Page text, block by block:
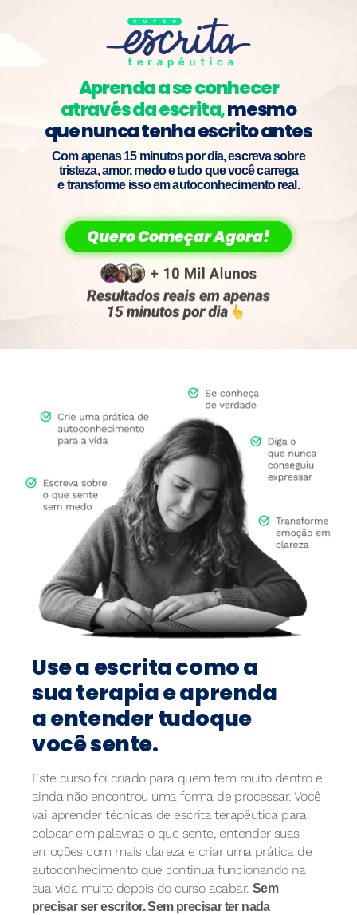
Aprenda a se conhecer
através da escrita,mesmo
que nunca tenha escrito antes
Com apenas 15 minutos por dia, escreva sobre
tristeza, amor, medo e tudo que você carrega
e transforme isso em autoconhecimento real.
Quero Começar Agora!
Use a escrita como a
sua terapia e aprenda
a entender tudoque
você sente.
Este curso foi criado para quem tem muito dentro e
ainda não encontrou uma forma de processar. Você
vai aprender técnicas de escrita terapêutica para
colocar em palavras o que sente, entender suas
emoções com mais clareza e criar uma prática de
autoconhecimento que continua funcionando na
sua vida muito depois do curso acabar. Sem
precisar ser escritor. Sem precisar ter nada